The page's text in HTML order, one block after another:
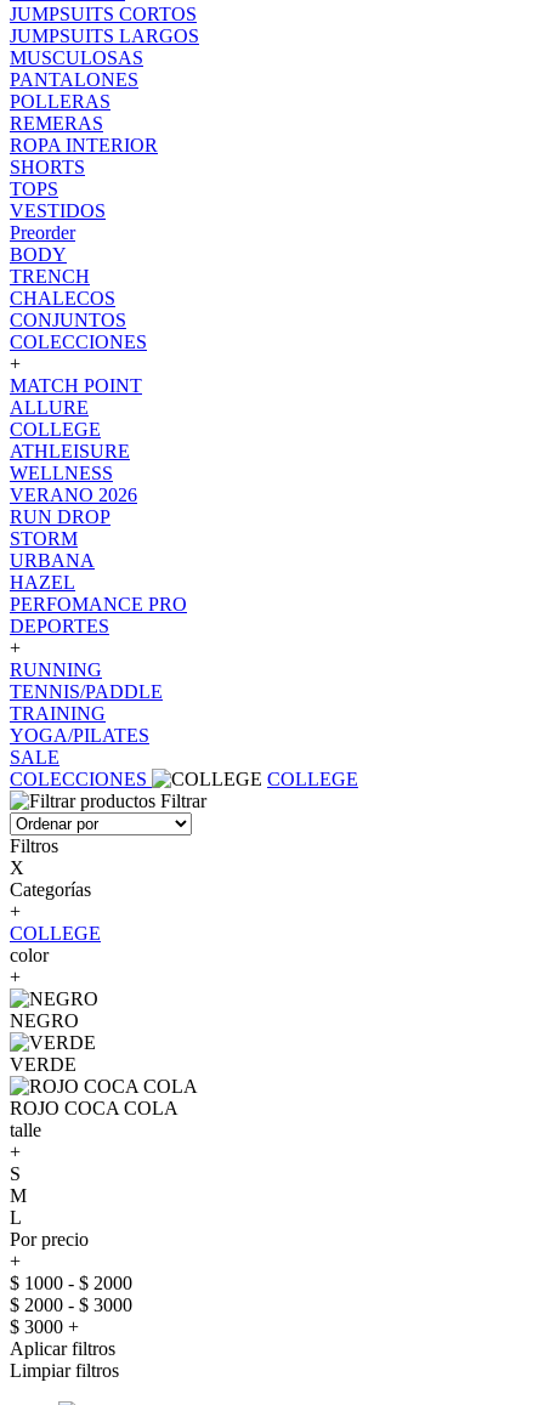
JUMPSUITS CORTOS
JUMPSUITS LARGOS
MUSCULOSAS
PANTALONES
POLLERAS
REMERAS
ROPA INTERIOR
SHORTS
TOPS
VESTIDOS
Preorder
BODY
TRENCH
CHALECOS
CONJUNTOS
COLECCIONES
+
MATCH POINT
ALLURE
COLLEGE
ATHLEISURE
WELLNESS
VERANO 2026
RUN DROP
STORM
URBANA
HAZEL
PERFOMANCE PRO
DEPORTES
+
RUNNING
TENNIS/PADDLE
TRAINING
YOGA/PILATES
SALE
COLECCIONES
COLLEGE
Filtrar
Filtros
X
Categorías
+
COLLEGE
color
+
NEGRO
VERDE
ROJO COCA COLA
talle
+
S
M
L
Por precio
+
$ 1000 - $ 2000
$ 2000 - $ 3000
$ 3000 +
Aplicar filtros
Limpiar filtros